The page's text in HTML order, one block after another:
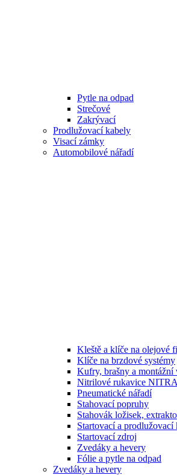
Pytle na odpad
Strečové
Zakrývací
Prodlužovací kabely
Visací zámky
Automobilové nářadí
Kleště a klíče na olejové
Klíče na brzdové systémy
Kufry, brašny a montážní
Nitrilové rukavice
Pneumatické nářadí
Stahovací popruhy
Stahovák ložisek,
Startovací a prodlužovací
Startovací zdroj
Zvedáky a hevery
Fólie a pytle na odpad
Zvedáky a hevery